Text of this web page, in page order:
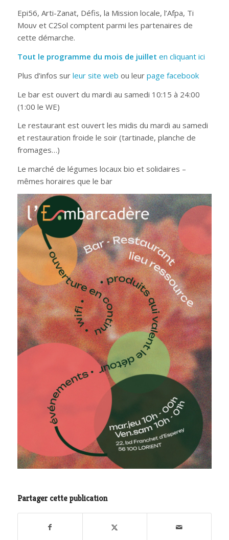
Epi56, Arti-Zanat, Défis, la Mission locale, l’Afpa, Ti
Mouv et C2Sol comptent parmi les partenaires de
cette démarche.
Tout le programme du mois de juillet en cliquant ici
Plus d’infos sur leur site web ou leur page facebook
Le bar est ouvert du mardi au samedi 10:15 à 24:00
(1:00 le WE)
Le restaurant est ouvert les midis du mardi au samedi
et restauration froide le soir (tartinade, planche de
fromages…)
Le marché de légumes locaux bio et solidaires –
mêmes horaires que le bar
Partager cette publication